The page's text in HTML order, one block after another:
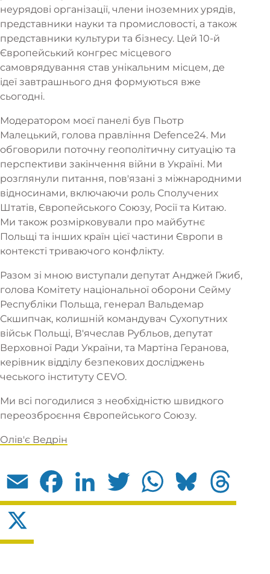
неурядові організації, члени іноземних урядів,
представники науки та промисловості, а також
представники культури та бізнесу. Цей 10-й
Європейський конгрес місцевого
самоврядування став унікальним місцем, де
ідеї завтрашнього дня формуються вже
сьогодні.
Модератором моєї панелі був Пьотр
Малецький, голова правління Defence24. Ми
обговорили поточну геополітичну ситуацію та
перспективи закінчення війни в Україні. Ми
розглянули питання, пов'язані з міжнародними
відносинами, включаючи роль Сполучених
Штатів, Європейського Союзу, Росії та Китаю.
Ми також розмірковували про майбутнє
Польщі та інших країн цієї частини Європи в
контексті триваючого конфлікту.
Разом зі мною виступали депутат Анджей Гжиб,
голова Комітету національної оборони Сейму
Республіки Польща, генерал Вальдемар
Скшипчак, колишній командувач Сухопутних
військ Польщі, В'ячеслав Рубльов, депутат
Верховної Ради України, та Мартіна Геранова,
керівник відділу безпекових досліджень
чеського інституту CEVO.
Ми всі погодилися з необхідністю швидкого
переозброєння Європейського Союзу.
Олів'є Ведрін
Email Facebook LinkedIn Twitter WhatsApp Bluesky